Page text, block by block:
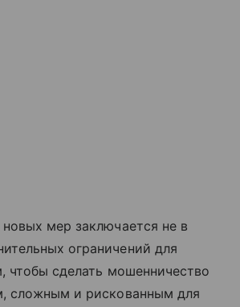
новых мер заключается не в
ограничений для
чтобы сделать мошенничество
сложным и рискованным для